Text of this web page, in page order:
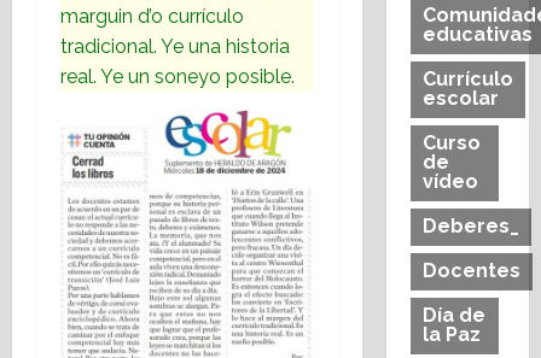
marguin d’o currículo
tradicional. Ye una historia
real. Ye un soneyo posible.
educativas
Currículo
escolar
Curso
de
vídeo
Deberes_
Docentes
Día de
la Paz